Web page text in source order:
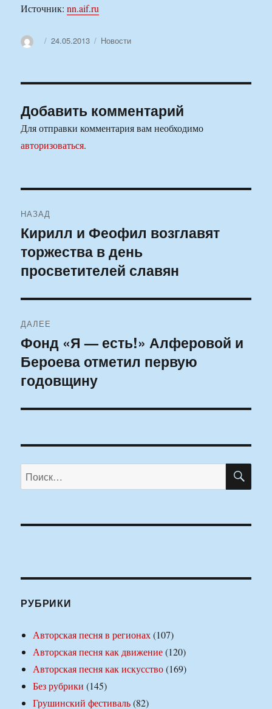
Источник:nn.aif.ru
АвторОпубликовано
24.05.2013 Рубрики
Новости
Добавить комментарий
Для отправки комментария вам необходимо
авторизоваться.
по
записям
НАЗАД
Предыдущая
запись:
Кирилл и Феофил возглавят
торжества в день
просветителей славян
ДАЛЕЕ
Следующая
запись:
Фонд «Я — есть!» Алферовой и
Бероева отметил первую
годовщину
Искать:
РУБРИКИ
Авторская песня в регионах(107)
Авторская песня как движение(120)
Авторская песня как искусство(169)
Без рубрики (145)
Грушинский фестиваль(82)